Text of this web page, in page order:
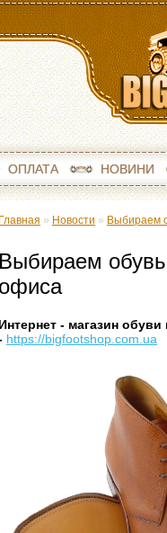
ОПЛАТА НОВИНИ
Главная » Новости » Выбираем
Выбираем
офиса
Интернет - магазин
https://bigfootshop.com.ua